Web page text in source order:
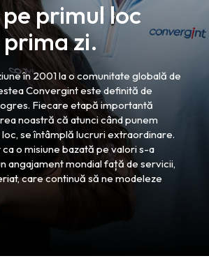
primul loc
zi.
în 2001 la o comunitate globală de
Convergint este definită de
Fiecare etapă importantă
noastră că atunci când punem
se întâmplă lucruri extraordinare.
o misiune bazată pe valori s-a
angajament mondial față de servicii,
care continuă să ne modeleze